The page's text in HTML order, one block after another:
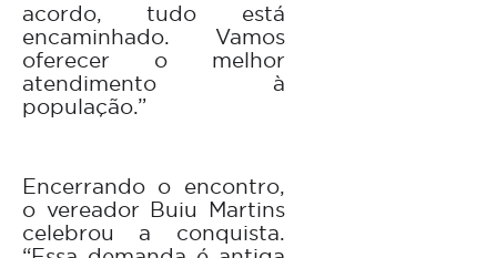
acordo, tudo está
encaminhado. Vamos
oferecer o melhor
atendimento à
população.”
Encerrando o encontro,
o vereador Buiu Martins
celebrou a conquista.